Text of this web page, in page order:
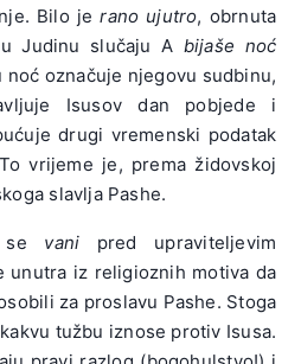
Bilo jerano ujutro, obrnuta
Judinu slučaju A bijaše noć
noć označuje njegovu sudbinu,
Isusov dan pobjede i
drugi vremenski podatak
vrijeme je, prema židovskoj
slavlja Pashe.
se vani pred upraviteljevim
unutra iz religioznih motiva da
za proslavu Pashe. Stoga
tužbu iznose protiv Isusa.